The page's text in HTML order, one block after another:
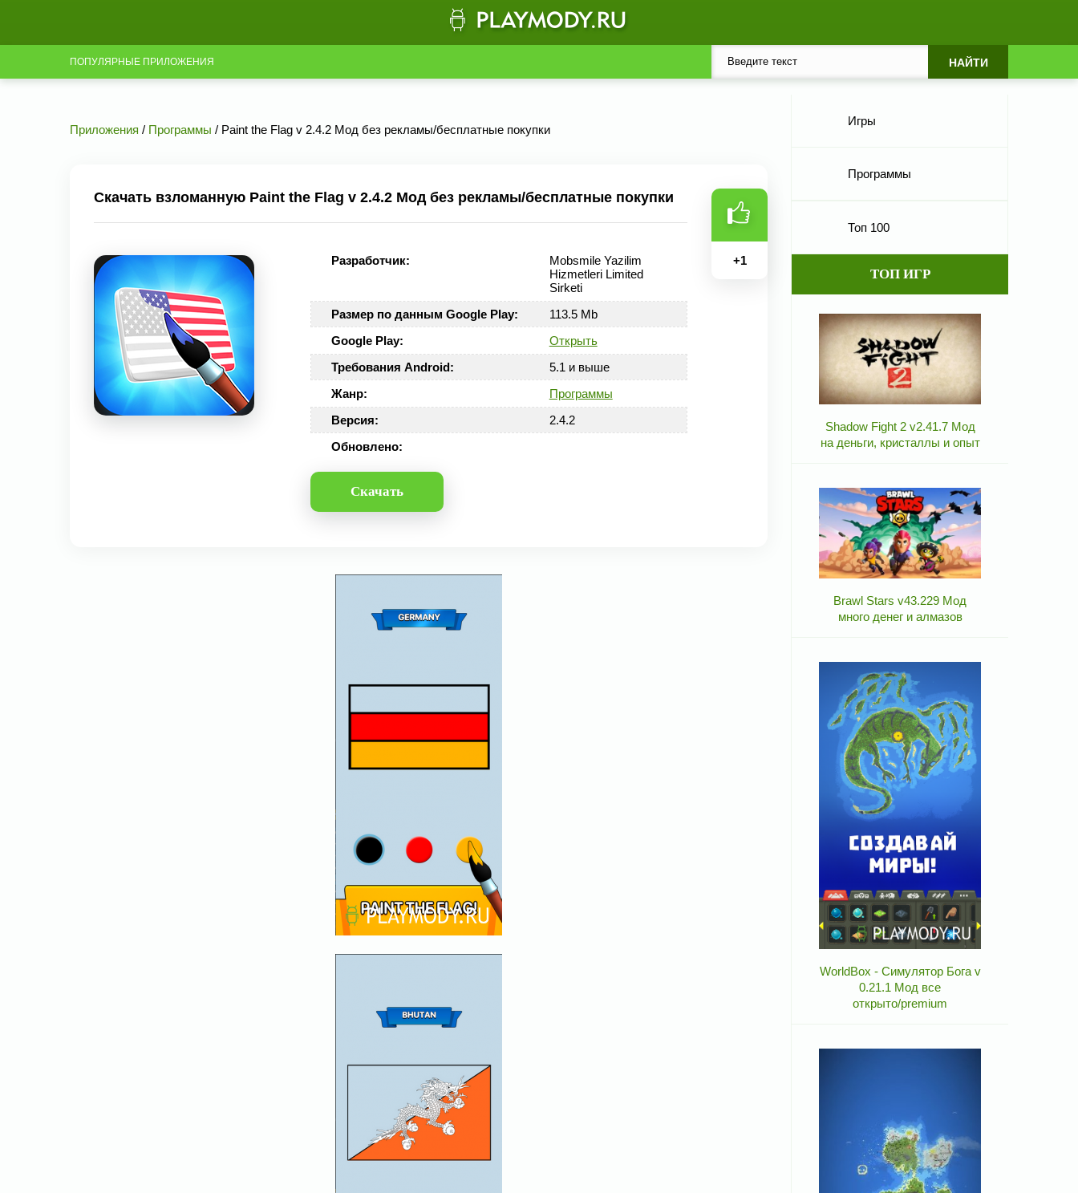
ПОПУЛЯРНЫЕ ПРИЛОЖЕНИЯ
Приложения / Программы / Paint the Flag v 2.4.2 Мод без рекламы/бесплатные покупки
Скачать взломанную Paint the Flag v 2.4.2 Мод без рекламы/бесплатные покупки
Разработчик:
Mobsmile Yazilim
Hizmetleri Limited
Sirketi
Размер по данным Google Play:
113.5 Mb
Google Play:
Открыть
Требования Android:
5.1 и выше
Жанр:
Программы
Версия:
2.4.2
Обновлено:
Скачать
+1
Игры
Программы
Топ 100
ТОП ИГР
Shadow Fight 2 v2.41.7 Мод
на деньги, кристаллы и опыт
Brawl Stars v43.229 Мод
много денег и алмазов
WorldBox - Симулятор Бога v
0.21.1 Мод все
открыто/premium